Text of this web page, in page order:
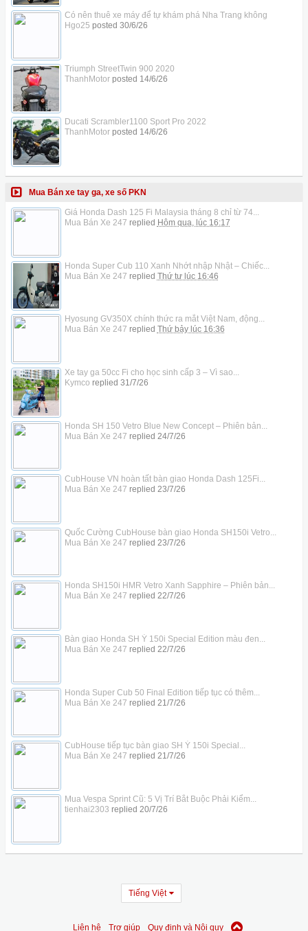
Có nên thuê xe máy để tự khám phá Nha Trang không
Hgo25 posted 30/6/26
Triumph StreetTwin 900 2020
ThanhMotorposted 14/6/26
Ducati Scrambler1100 Sport Pro 2022
ThanhMotorposted 14/6/26
Mua Bán xe tay ga, xe số PKN
Giá Honda Dash 125 Fi Malaysia tháng 8 chỉ từ 74...
Mua Bán Xe 247 replied Hôm qua, lúc 16:17
Honda Super Cub 110 Xanh Nhớt nhập Nhật – Chiếc...
Mua Bán Xe 247 replied Thứ tư lúc 16:46
Hyosung GV350X chính thức ra mắt Việt Nam, động...
Mua Bán Xe 247 replied Thứ bảy lúc 16:36
Xe tay ga 50cc Fi cho học sinh cấp 3 – Vì sao...
Kymco replied 31/7/26
Honda SH 150 Vetro Blue New Concept – Phiên bản...
Mua Bán Xe 247 replied 24/7/26
CubHouse VN hoàn tất bàn giao Honda Dash 125Fi...
Mua Bán Xe 247 replied 23/7/26
Quốc Cường CubHouse bàn giao Honda SH150i Vetro...
Mua Bán Xe 247 replied 23/7/26
Honda SH150i HMR Vetro Xanh Sapphire – Phiên bản...
Mua Bán Xe 247 replied 22/7/26
Bàn giao Honda SH Ý 150i Special Edition màu đen...
Mua Bán Xe 247 replied 22/7/26
Honda Super Cub 50 Final Edition tiếp tục có thêm...
Mua Bán Xe 247 replied 21/7/26
CubHouse tiếp tục bàn giao SH Ý 150i Special...
Mua Bán Xe 247 replied 21/7/26
Mua Vespa Sprint Cũ: 5 Vị Trí Bắt Buộc Phải Kiểm...
tienhai2303 replied 20/7/26
Tiếng Việt
Liên hệ Trợ giúp Quy định và Nội quy